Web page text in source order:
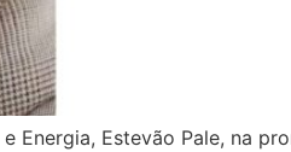
Energia, Estevão Pale, na